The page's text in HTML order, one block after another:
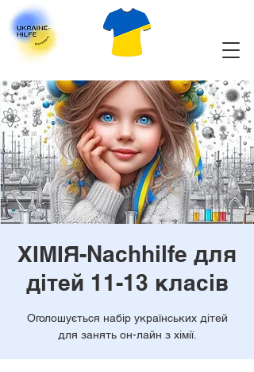
ХІМІЯ-Nachhilfe для
дітей 11-13 класів
Оголошується набір українських дітей
для занять он-лайн з хімії.